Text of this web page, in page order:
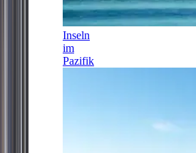
Inseln
im
Pazifik